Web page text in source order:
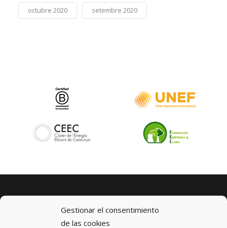
Gestionar el consentimiento
de las cookies
octubre 2020 setembre 2020